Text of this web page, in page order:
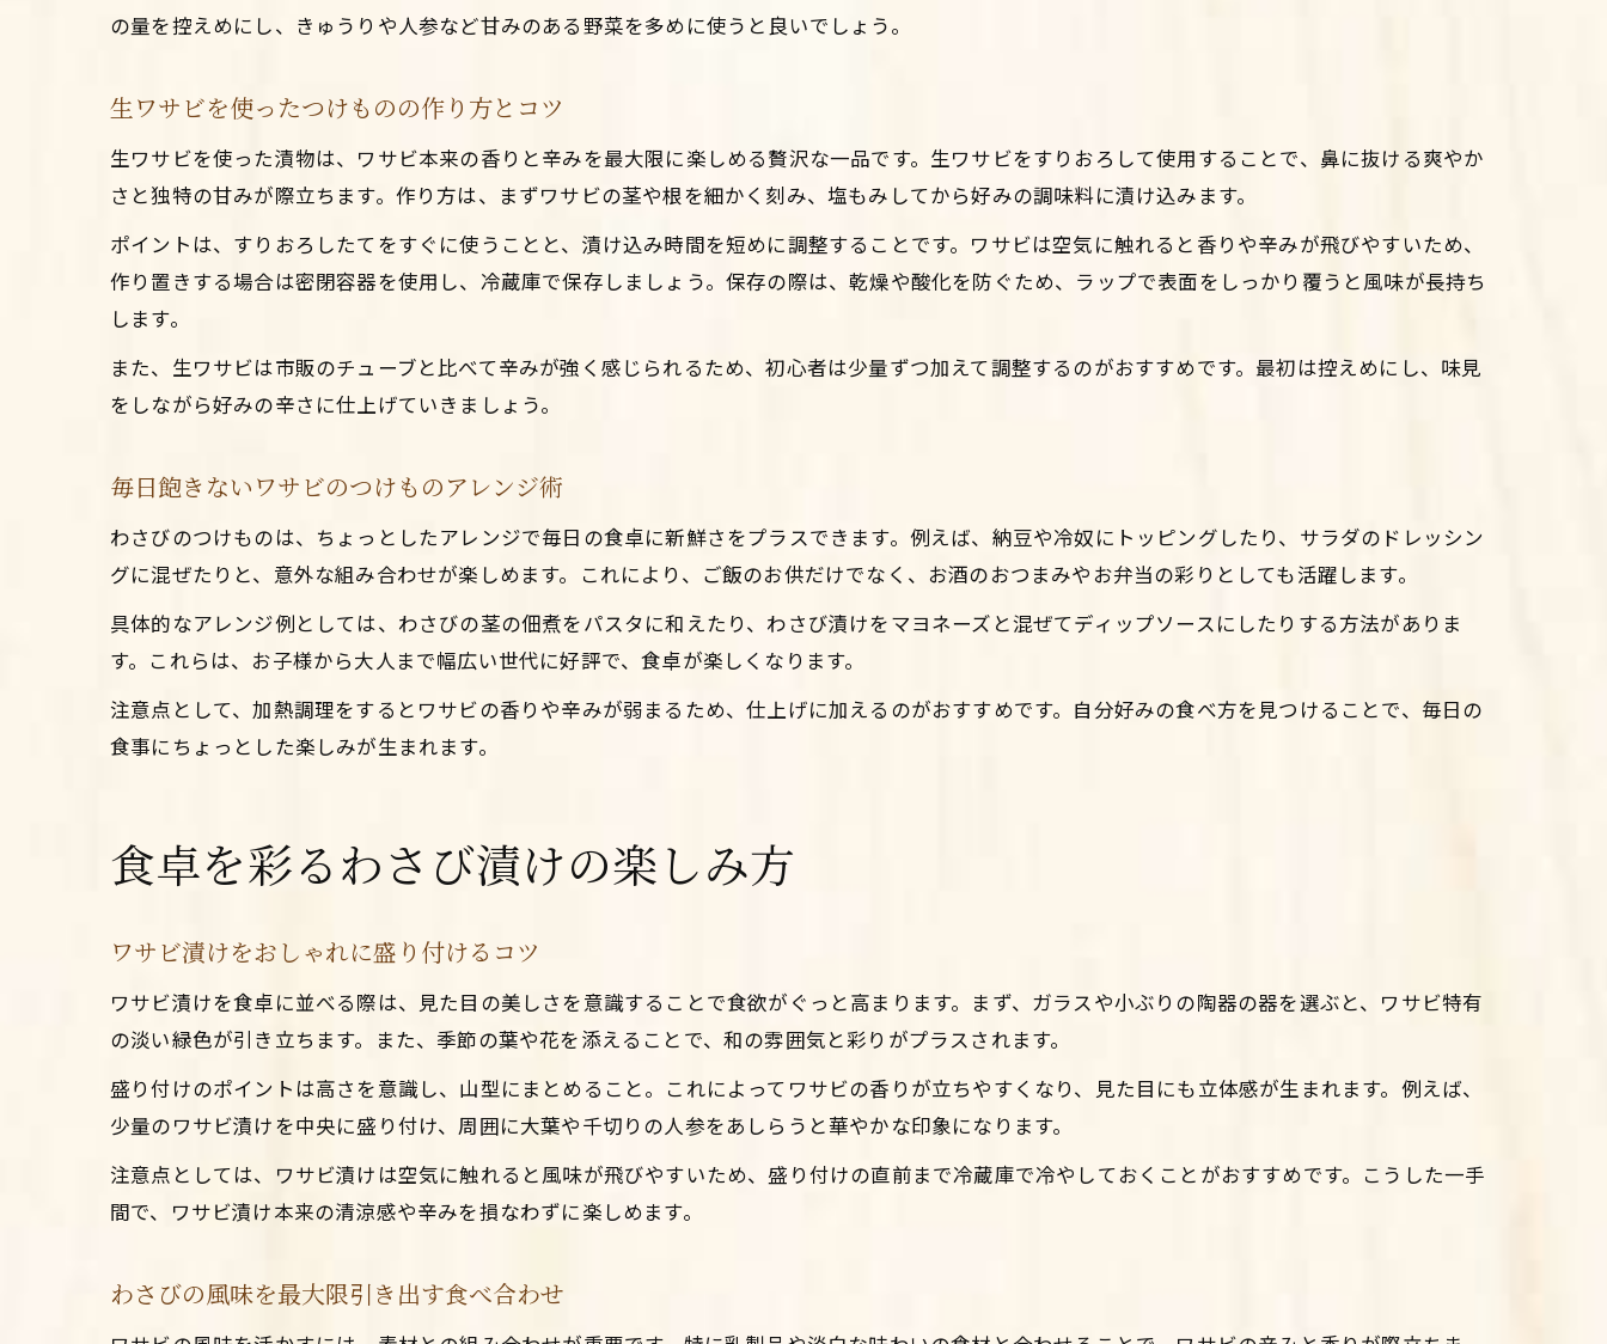
ワサビの茎で作る佃煮の簡単な作り方
ワサビの茎佃煮で毎日の食卓に変化を
の量を控えめにし、きゅうりや人参など甘みのある野菜を多めに使うと良いでしょう。
生ワサビを使ったつけものの作り方とコツ
生ワサビを使った漬物は、ワサビ本来の香りと辛みを最大限に楽しめる贅沢な一品です。生ワサビをすりおろして使用することで、鼻に抜ける爽やか
さと独特の甘みが際立ちます。作り方は、まずワサビの茎や根を細かく刻み、塩もみしてから好みの調味料に漬け込みます。
ポイントは、すりおろしたてをすぐに使うことと、漬け込み時間を短めに調整することです。ワサビは空気に触れると香りや辛みが飛びやすいため、
作り置きする場合は密閉容器を使用し、冷蔵庫で保存しましょう。保存の際は、乾燥や酸化を防ぐため、ラップで表面をしっかり覆うと風味が長持ち
します。
また、生ワサビは市販のチューブと比べて辛みが強く感じられるため、初心者は少量ずつ加えて調整するのがおすすめです。最初は控えめにし、味見
をしながら好みの辛さに仕上げていきましょう。
毎日飽きないワサビのつけものアレンジ術
わさびのつけものは、ちょっとしたアレンジで毎日の食卓に新鮮さをプラスできます。例えば、納豆や冷奴にトッピングしたり、サラダのドレッシン
グに混ぜたりと、意外な組み合わせが楽しめます。これにより、ご飯のお供だけでなく、お酒のおつまみやお弁当の彩りとしても活躍します。
具体的なアレンジ例としては、わさびの茎の佃煮をパスタに和えたり、わさび漬けをマヨネーズと混ぜてディップソースにしたりする方法がありま
す。これらは、お子様から大人まで幅広い世代に好評で、食卓が楽しくなります。
注意点として、加熱調理をするとワサビの香りや辛みが弱まるため、仕上げに加えるのがおすすめです。自分好みの食べ方を見つけることで、毎日の
食事にちょっとした楽しみが生まれます。
食卓を彩るわさび漬けの楽しみ方
ワサビ漬けをおしゃれに盛り付けるコツ
ワサビ漬けを食卓に並べる際は、見た目の美しさを意識することで食欲がぐっと高まります。まず、ガラスや小ぶりの陶器の器を選ぶと、ワサビ特有
の淡い緑色が引き立ちます。また、季節の葉や花を添えることで、和の雰囲気と彩りがプラスされます。
盛り付けのポイントは高さを意識し、山型にまとめること。これによってワサビの香りが立ちやすくなり、見た目にも立体感が生まれます。例えば、
少量のワサビ漬けを中央に盛り付け、周囲に大葉や千切りの人参をあしらうと華やかな印象になります。
注意点としては、ワサビ漬けは空気に触れると風味が飛びやすいため、盛り付けの直前まで冷蔵庫で冷やしておくことがおすすめです。こうした一手
間で、ワサビ漬け本来の清涼感や辛みを損なわずに楽しめます。
わさびの風味を最大限引き出す食べ合わせ